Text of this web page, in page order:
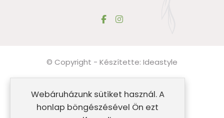
© Copyright - Készítette: Ideastyle
Általános szerződési feltételek
Impresszum
Webáruházunk sütiket használ. A
honlap böngészésével Ön ezt